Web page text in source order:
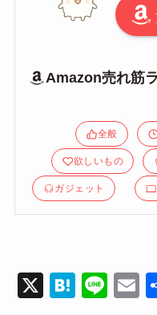
Amazon売れ筋
全般
欲しいもの
ガジェット
X
H
Li
E